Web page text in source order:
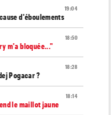
19:04
d'éboulements
18:50
m'a bloquée..."
18:28
Pogacar ?
18:14
le maillot jaune